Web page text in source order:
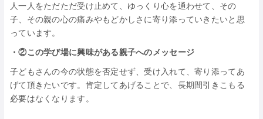
人一人をただただ受け止めて、ゆっくり心を通わせて、その
子、その親の心の痛みやもどかしさに寄り添っていきたいと思
っています。
・②この学び場に興味がある親子へのメッセージ
子どもさんの今の状態を否定せず、受け入れて、寄り添ってあ
げて頂きたいです。肯定してあげることで、長期間引きこもる
必要はなくなります。